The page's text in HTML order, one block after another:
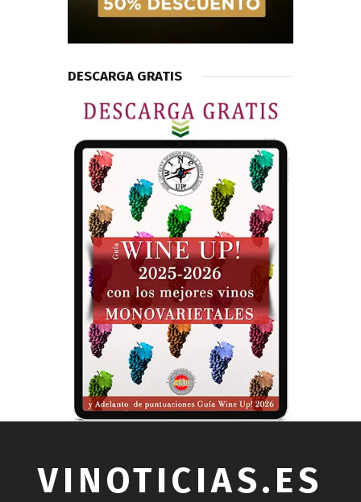
DESCARGA GRATIS
VINOTICIAS.ES